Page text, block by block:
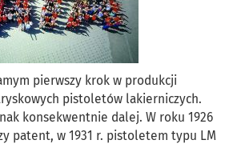
pierwszy krok w produkcji
pistoletów lakierniczych.
konsekwentnie dalej. W roku 1926
patent, w 1931 r. pistoletem typu LM